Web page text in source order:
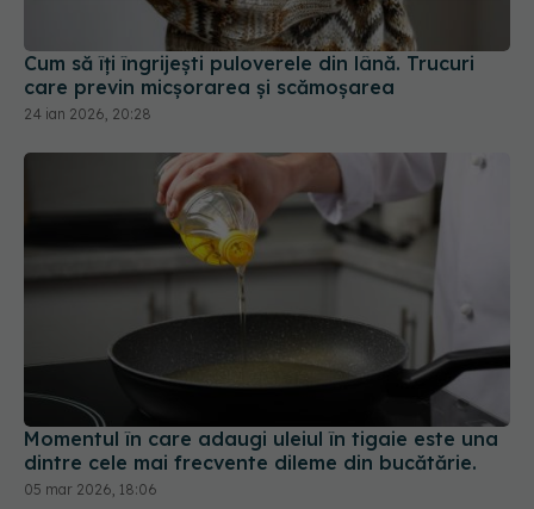
Momentul în care adaugi uleiul în tigaie este una
dintre cele mai frecvente dileme din bucătărie.